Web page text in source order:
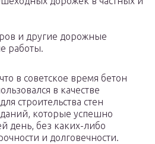
и другие дорожные
работы.
в советское время бетон
в качестве
строительства стен
которые успешно
день, без каких-либо
и долговечности.